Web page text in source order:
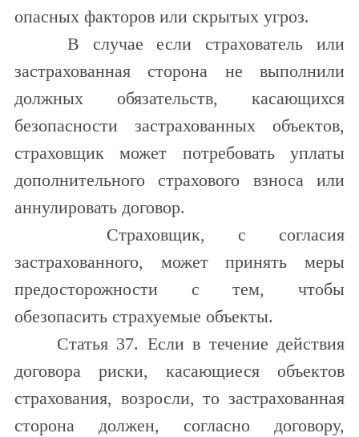
опасных факторов или скрытых угроз.
В случае если страхователь или
застрахованная сторона не выполнили
должных обязательств, касающихся
безопасности застрахованных объектов,
страховщик может потребовать уплаты
дополнительного страхового взноса или
аннулировать договор.
Страховщик, с согласия
застрахованного, может принять меры
предосторожности с тем, чтобы
обезопасить страхуемые объекты.
Статья 37. Если в течение действия
договора риски, касающиеся объектов
страхования, возросли, то застрахованная
сторона должен, согласно договору,